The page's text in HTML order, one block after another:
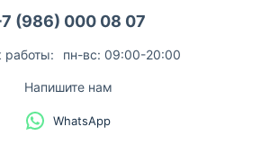
(986) 000 08 07
работы: пн-вс: 09:00-20:00
Напишите нам
WhatsApp